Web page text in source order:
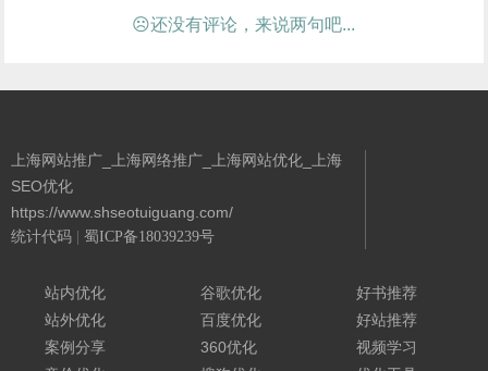
☹还没有评论，来说两句吧...
上海网站推广_上海网络推广_上海网站优化_上海
SEO优化
https://www.shseotuiguang.com/
统计代码 蜀ICP备18039239号
站内优化
站外优化
案例分享
谷歌优化
百度优化
360优化
好书推荐
好站推荐
视频学习